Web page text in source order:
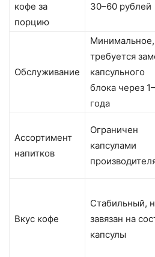
кофе за
порцию
30–60 рублей
Обслуживание
Минимальное,
требуется
капсульного
блока через
года
Ассортимент
напитков
Ограничен
капсулами
Вкус кофе
Стабильный,
завязан на
капсулы